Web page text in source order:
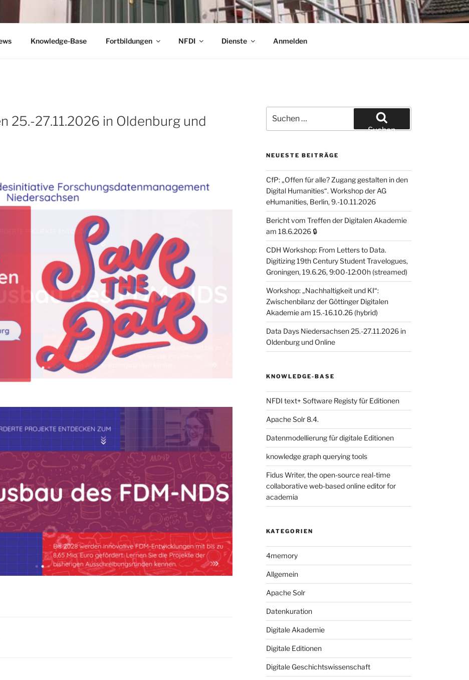
Knowledge-Base Fortbildungen NFDI Dienste Anmelden
25.-27.11.2026 in Oldenburg und
nach:
Suchen
NEUESTE BEITRÄGE
CfP: „Offen für alle? Zugang gestalten in den
Digital Humanities“. Workshop der AG
eHumanities, Berlin, 9.-10.11.2026
Bericht vom Treffen der Digitalen Akademie
am 18.6.2026 🔒
CDH Workshop: From Letters to Data.
Digitizing 19th Century Student Travelogues,
Groningen, 19.6.26, 9:00-12:00h (streamed)
Workshop: „Nachhaltigkeit und KI“:
Zwischenbilanz der Göttinger Digitalen
Akademie am 15.-16.10.26 (hybrid)
Data Days Niedersachsen 25.-27.11.2026 in
Oldenburg und Online
KNOWLEDGE-BASE
NFDI text+ Software Registy für Editionen
Apache Solr 8.4.
Datenmodellierung für digitale Editionen
knowledge graph querying tools
Fidus Writer, the open-source real-time
collaborative web-based online editor for
academia
KATEGORIEN
4memory
Allgemein
Apache Solr
Datenkuration
Digitale Akademie
Digitale Editionen
Digitale Geschichtswissenschaft